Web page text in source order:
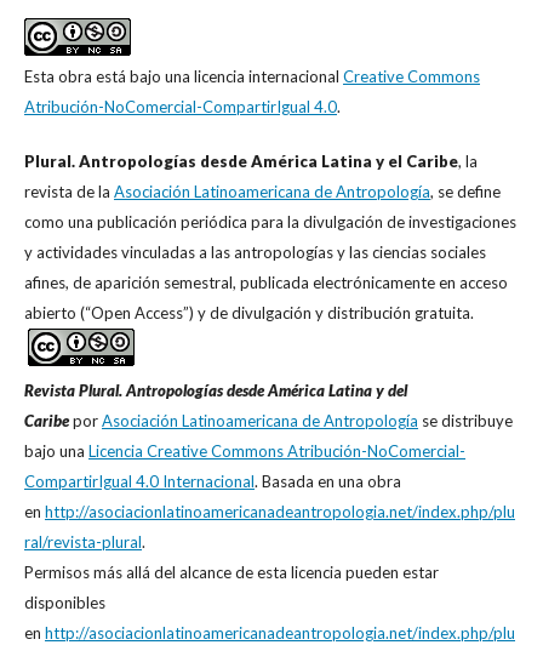
Esta obra está bajo una licencia internacional Creative Commons
Atribución-NoComercial-CompartirIgual 4.0.
Plural. Antropologías desde América Latina y el Caribe, la
revista de la Asociación Latinoamericana de Antropología, se define
como una publicación periódica para la divulgación de investigaciones
y actividades vinculadas a las antropologías y las ciencias sociales
afines, de aparición semestral, publicada electrónicamente en acceso
abierto (“Open Access”) y de divulgación y distribución gratuita.
Revista Plural. Antropologías desde América Latina y del
CaribeporAsociación Latinoamericana de Antropología se distribuye
bajo una Licencia Creative Commons Atribución-NoComercial-
CompartirIgual 4.0 Internacional. Basada en una obra
en http://asociacionlatinoamericanadeantropologia.net/index.php/plu
ral/revista-plural.
Permisos más allá del alcance de esta licencia pueden estar
disponibles
en http://asociacionlatinoamericanadeantropologia.net/index.php/plu